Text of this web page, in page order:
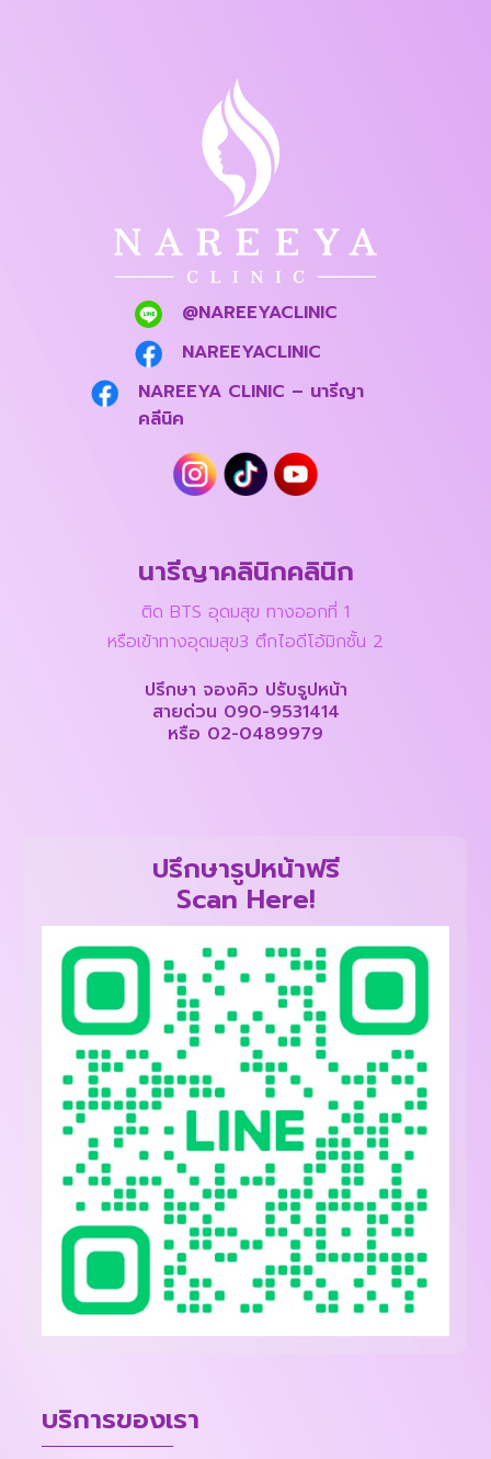
@NAREEYACLINIC
NAREEYACLINIC
NAREEYA CLINIC – นารีญา
คลีนิค
นารีญาคลินิกคลินิก
ติด BTS อุดมสุข ทางออกที่ 1
หรือเข้าทางอุดมสุข3 ตึกไอดีโอ้มิกชั้น 2
ปรึกษา จองคิว ปรับรูปหน้า
สายด่วน 090-9531414
หรือ 02-0489979
ปรึกษารูปหน้าฟรี
Scan Here!
บริการของเรา